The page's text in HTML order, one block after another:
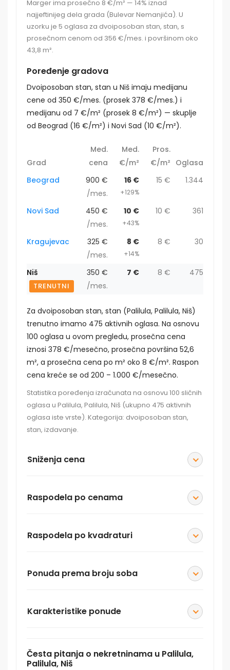
Marger ima prosečno 8 €/m² — 14% iznad
najjeftinijeg dela grada (Bulevar Nemanjića). U
uzorku je 5 oglasa za dvoiposoban stan, stan, s
prosečnom cenom od 356 €/mes. i površinom oko
43,8 m².
Poređenje gradova
Dvoiposoban stan, stan u Niš imaju medijanu
cene od 350 €/mes. (prosek 378 €/mes.) i
medijanu od 7 €/m² (prosek 8 €/m²) — skuplje
od Beograd (16 €/m²) i Novi Sad (10 €/m²).
Grad
Med.
cena
Med.
€/m²
Pros.
€/m² Oglasa
Beograd
900 €
/mes.
16 €
+129%
15 € 1.344
Novi Sad
450 €
/mes.
10 €
+43%
10 € 361
Kragujevac
325 €
/mes.
8 €
+14%
8 € 30
Niš
TRENUTNI
350 €
/mes.
7 € 8 € 475
Za dvoiposoban stan, stan (Palilula, Palilula, Niš)
trenutno imamo 475 aktivnih oglasa. Na osnovu
100 oglasa u ovom pregledu, prosečna cena
iznosi 378 €/mesečno, prosečna površina 52,6
m², a prosečna cena po m² oko 8 €/m². Raspon
cena kreće se od 200 – 1.000 €/mesečno.
Statistika poređenja izračunata na osnovu 100 sličnih
oglasa u Palilula, Palilula, Niš (ukupno 475 aktivnih
oglasa iste vrste). Kategorija: dvoiposoban stan,
stan, izdavanje.
Sniženja cena
Raspodela po cenama
Raspodela po kvadraturi
Ponuda prema broju soba
Karakteristike ponude
Česta pitanja o nekretninama u Palilula,
Palilula, Niš